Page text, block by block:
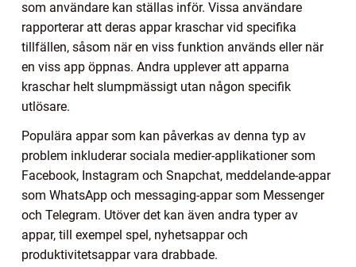
som användare kan ställas inför. Vissa användare
rapporterar att deras appar kraschar vid specifika
tillfällen, såsom när en viss funktion används eller när
en viss app öppnas. Andra upplever att apparna
kraschar helt slumpmässigt utan någon specifik
utlösare.
Populära appar som kan påverkas av denna typ av
problem inkluderar sociala medier-applikationer som
Facebook, Instagram och Snapchat, meddelande-appar
som WhatsApp och messaging-appar som Messenger
och Telegram. Utöver det kan även andra typer av
appar, till exempel spel, nyhetsappar och
produktivitetsappar vara drabbade.